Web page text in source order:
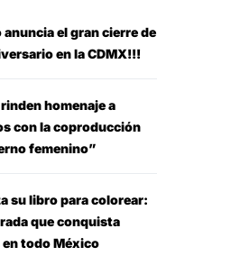
anuncia el gran cierre de
en la CDMX!!!
rinden homenaje a
con la coproducción
femenino”
su libro para colorear:
que conquista
todo México